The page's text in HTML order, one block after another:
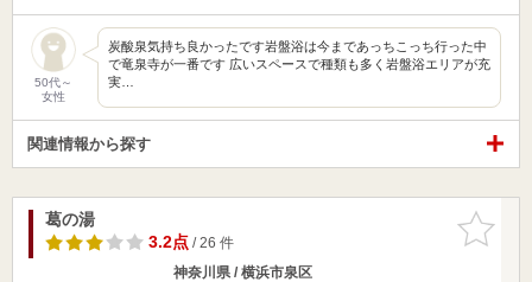
50代～
女性
炭酸泉気持ち良かったです岩盤浴は今まであっちこっち行った中
で竜泉寺が一番です 広いスペースで種類も多く岩盤浴エリアが充
実…
関連情報から探す
お気に入
りに追加
葛の湯
3.2点/ 26 件
神奈川県 / 横浜市泉区